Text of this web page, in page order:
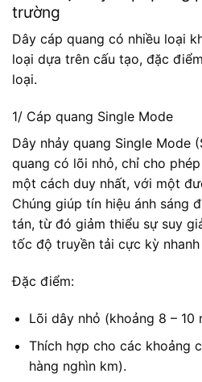
trường
Dây cáp quang có nhiều loại
loại dựa trên cấu tạo, đặc
loại.
1/ Cáp quang Single Mode
Dây nhảy quang Single Mode
quang có lõi nhỏ, chỉ cho
một cách duy nhất, với một
Chúng giúp tín hiệu ánh sáng
tán, từ đó giảm thiểu sự suy
tốc độ truyền tải cực kỳ
Đặc điểm:
Lõi dây nhỏ (khoảng 8 – 10
Thích hợp cho các khoảng
hàng nghìn km).